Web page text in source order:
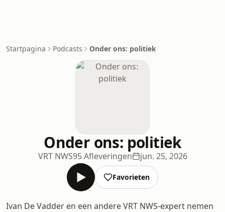
Startpagina Podcasts Onder ons: politiek
Onder ons: politiek
VRT NWS95 Afleveringen jun. 25, 2026
Favorieten
Ivan De Vadder en een andere VRT NWS-expert nemen